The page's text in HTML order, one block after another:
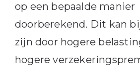
op een bepaalde manier
doorberekend. Dit kan
zijn door hogere
hogere